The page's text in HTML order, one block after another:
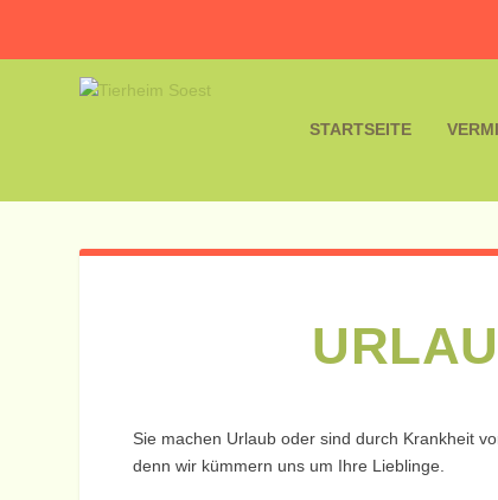
STARTSEITE
Sie machen Urlaub oder sind durch Krankheit
denn wir kümmern uns um Ihre Lieblinge.